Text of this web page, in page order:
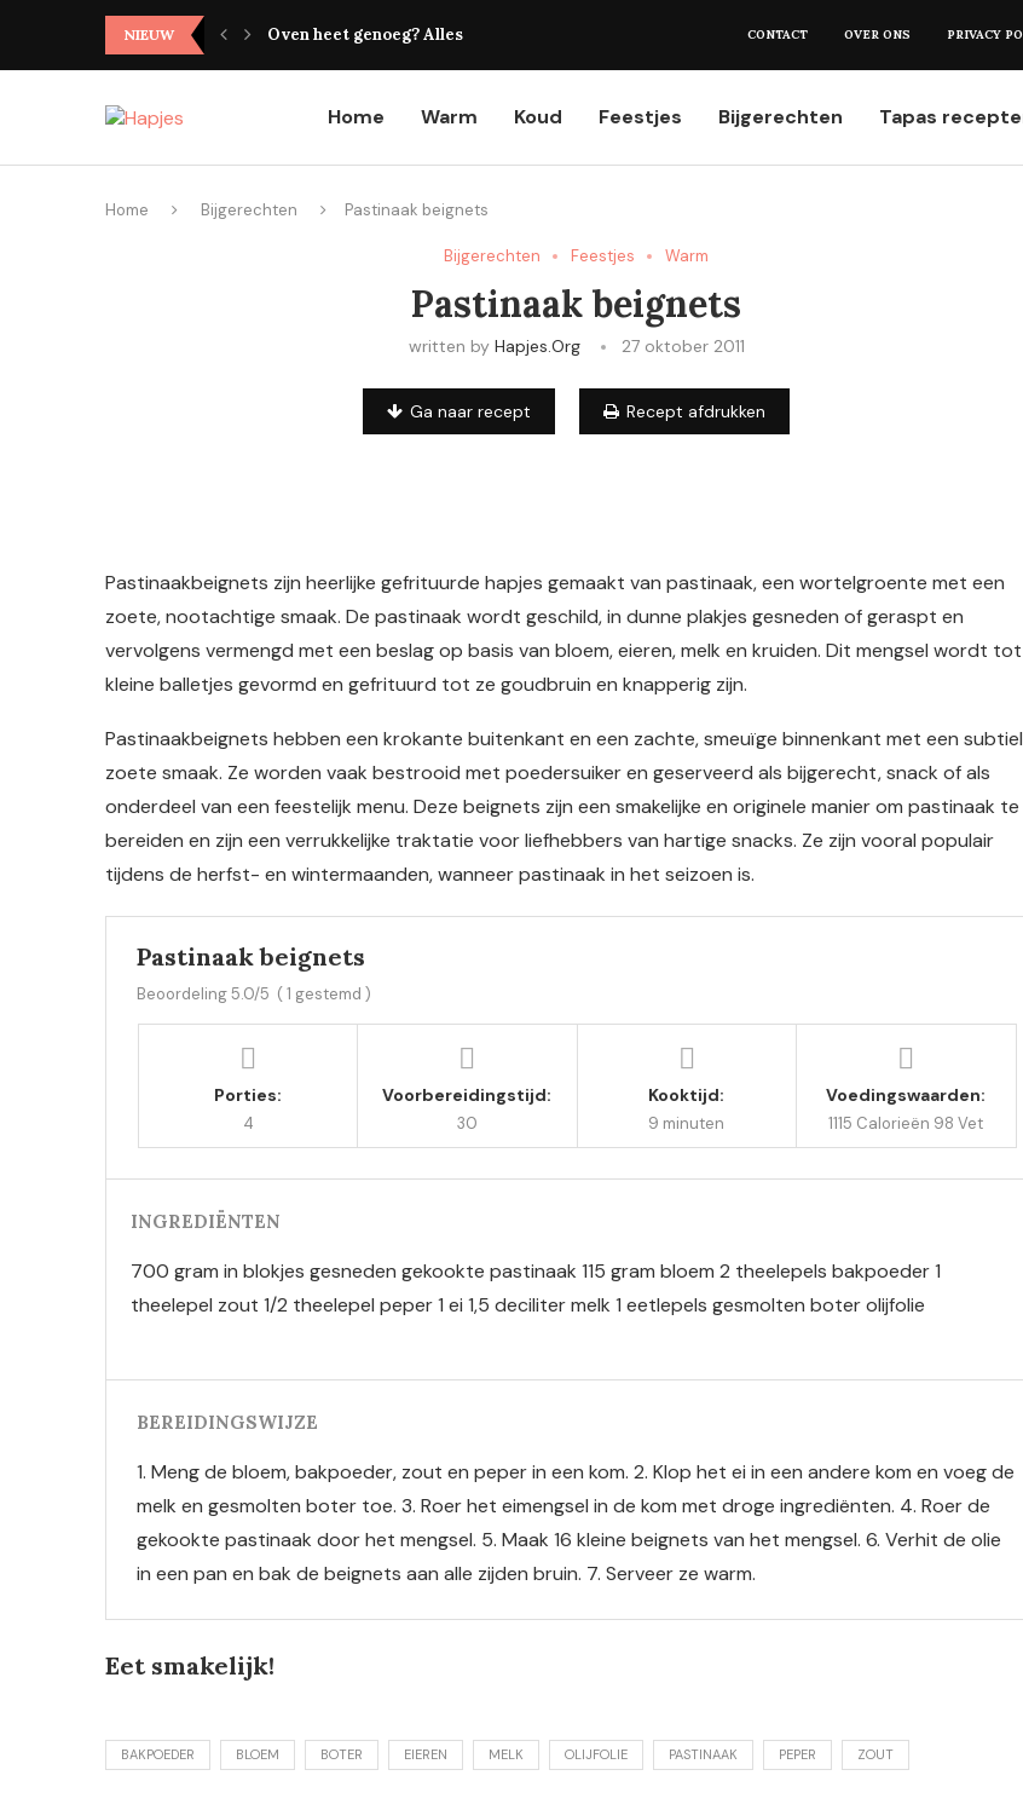
NIEUW Oven heet genoeg? Alles wat je moet weten... CONTACT OVER ONS PRIVACY
Home Warm Koud Feestjes Bijgerechten Tapas
Home Bijgerechten Pastinaak beignets
Bijgerechten Feestjes Warm
Pastinaak beignets
written by Hapjes.org 27 oktober 2011
Ga naar recept Recept afdrukken
Pastinaakbeignets zijn heerlijke gefrituurde hapjes gemaakt van pastinaak, een wortelgroente met een
zoete, nootachtige smaak. De pastinaak wordt geschild, in dunne plakjes gesneden of geraspt en
vervolgens vermengd met een beslag op basis van bloem, eieren, melk en kruiden. Dit mengsel wordt tot
kleine balletjes gevormd en gefrituurd tot ze goudbruin en knapperig zijn.
Pastinaakbeignets hebben een krokante buitenkant en een zachte, smeuïge binnenkant met een
zoete smaak. Ze worden vaak bestrooid met poedersuiker en geserveerd als bijgerecht, snack of als
onderdeel van een feestelijk menu. Deze beignets zijn een smakelijke en originele manier om pastinaak te
bereiden en zijn een verrukkelijke traktatie voor liefhebbers van hartige snacks. Ze zijn vooral populair
tijdens de herfst- en wintermaanden, wanneer pastinaak in het seizoen is.
Pastinaak beignets
Beoordeling5.0/5 (1 gestemd )
Porties:
4
Voorbereidingstijd:
30
Kooktijd:
9 minuten
Voedingswaarden:
1115 Calorieën 98 Vet
INGREDIËNTEN
700 gram in blokjes gesneden gekookte pastinaak 115 gram bloem 2 theelepels bakpoeder 1
theelepel zout 1/2 theelepel peper 1 ei 1,5 deciliter melk 1 eetlepels gesmolten boter olijfolie
BEREIDINGSWIJZE
1. Meng de bloem, bakpoeder, zout en peper in een kom. 2. Klop het ei in een andere kom en voeg de
melk en gesmolten boter toe. 3. Roer het eimengsel in de kom met droge ingrediënten. 4. Roer de
gekookte pastinaak door het mengsel. 5. Maak 16 kleine beignets van het mengsel. 6. Verhit de olie
in een pan en bak de beignets aan alle zijden bruin. 7. Serveer ze warm.
Eet smakelijk!
BAKPOEDER BLOEM BOTER EIEREN MELK OLIJFOLIE PASTINAAK PEPER ZOUT